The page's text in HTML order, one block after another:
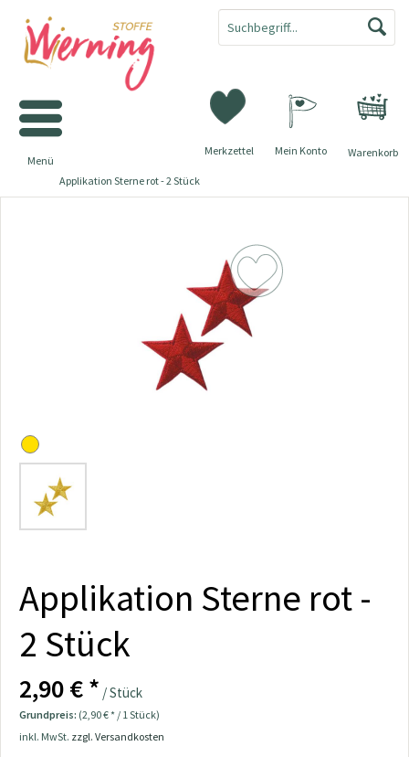
Warenkorb
Merkzettel Mein Konto
Menü
Applikation Sterne rot - 2 Stück
Applikation Sterne rot -
2 Stück
2,90 € * / Stück
Grundpreis: (2,90 € * / 1 Stück)
inkl. MwSt. zzgl. Versandkosten